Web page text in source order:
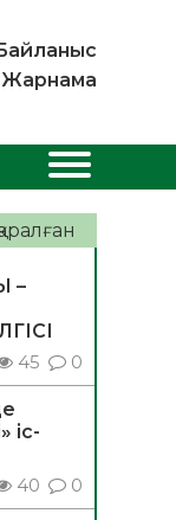
Жарнама
–
45 0
іс-
40 0